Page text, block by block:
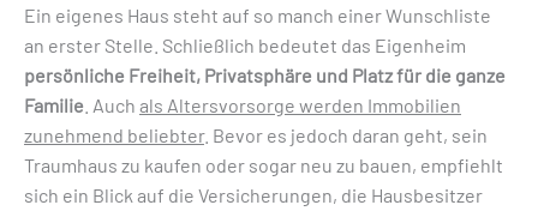
Ein eigenes Haus steht auf so manch einer Wunschliste
an erster Stelle. Schließlich bedeutet das Eigenheim
persönliche Freiheit, Privatsphäre und Platz für die ganze
Familie . Auch als Altersvorsorge werden Immobilien
zunehmend beliebter. Bevor es jedoch daran geht, sein
Traumhaus zu kaufen oder sogar neu zu bauen, empfiehlt
sich ein Blick auf die Versicherungen, die Hausbesitzer